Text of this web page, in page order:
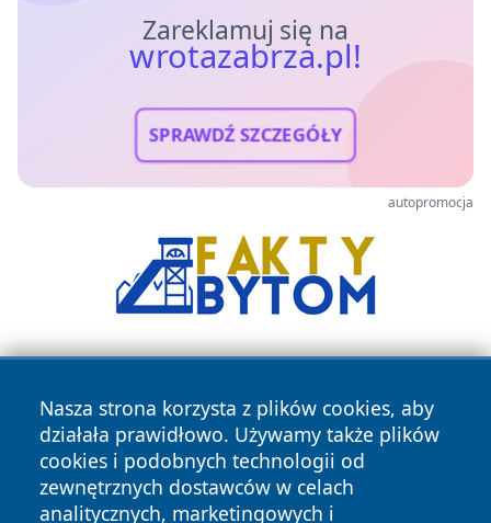
Zareklamuj się na
wrotazabrza.pl!
SPRAWDŹ SZCZEGÓŁY
autopromocja
Nasza strona korzysta z plików cookies, aby
działała prawidłowo. Używamy także plików
cookies i podobnych technologii od
zewnętrznych dostawców w celach
analitycznych, marketingowych i
Copyright © 2026 wrotazabrza.pl Wszystkie prawa
zastrzeżone.